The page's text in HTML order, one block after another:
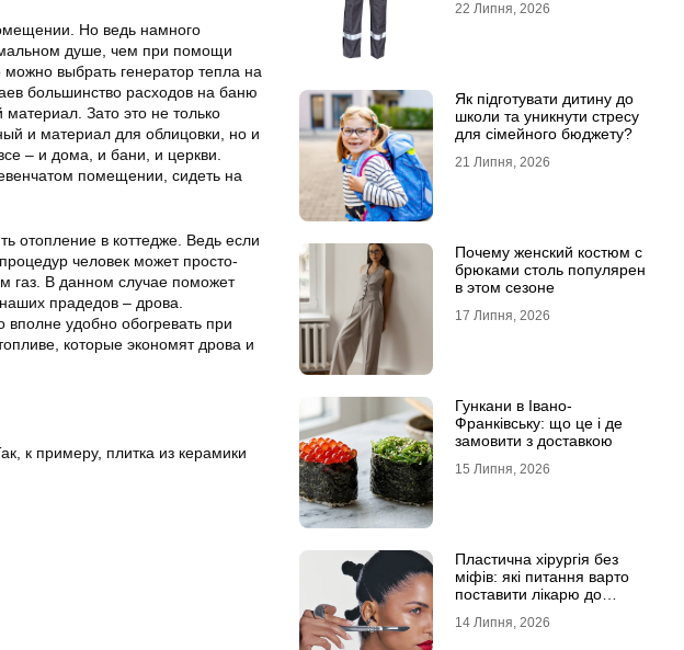
Но ведь намного
душе, чем при помощи
можно выбрать генератор тепла на
большинство расходов на баню
Зато это не только
и материал для облицовки, но и
– и дома, и бани, и церкви.
помещении, сидеть на
отопление в коттедже. Ведь если
человек может просто-
газ. В данном случае поможет
прадедов – дрова.
удобно обогревать при
которые экономят дрова и
к примеру, плитка из керамики
22 Липня, 2026
Як підготувати дитину до
школи та уникнути стресу
для сімейного бюджету?
21 Липня, 2026
Почему женский костюм с
брюками столь популярен
в этом сезоне
17 Липня, 2026
Гункани в Івано-
Франківську: що це і де
замовити з доставкою
15 Липня, 2026
Пластична хірургія без
міфів: які питання варто
поставити лікарю до
14 Липня, 2026